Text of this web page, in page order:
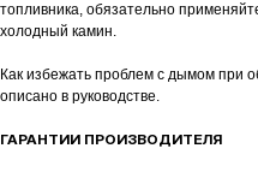
топливника, обязательно
холодный камин.
Как избежать проблем с дымом при
описано в руководстве.
ГАРАНТИИ ПРОИЗВОДИТЕЛЯ